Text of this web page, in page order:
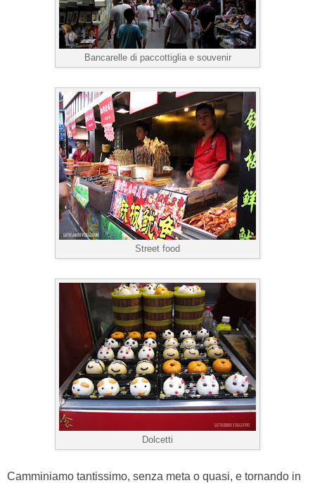
Bancarelle di paccottiglia e souvenir
Street food
Dolcetti
Camminiamo tantissimo, senza meta o quasi, e tornando in